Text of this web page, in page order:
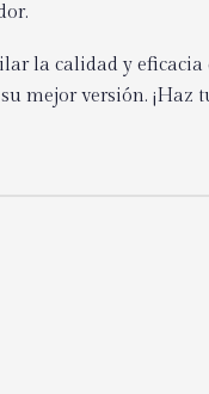
la calidad y
mejor versión. ¡Haz